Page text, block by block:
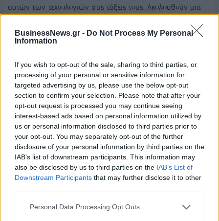
BusinessNews.gr - Do Not Process My Personal
Information
If you wish to opt-out of the sale, sharing to third parties, or
processing of your personal or sensitive information for
targeted advertising by us, please use the below opt-out
section to confirm your selection. Please note that after your
opt-out request is processed you may continue seeing
interest-based ads based on personal information utilized by
us or personal information disclosed to third parties prior to
your opt-out. You may separately opt-out of the further
disclosure of your personal information by third parties on the
IAB’s list of downstream participants. This information may
also be disclosed by us to third parties on the IAB’s List of
Downstream Participants that may further disclose it to other
Personal Data Processing Opt Outs
αυτών των τεχνολογιών στις τάξεις τους. Ακολουθούν μια
πρόσθετες πηγές εκπαίδευσης και υποστήριξης για να
χτίσουν την εμπιστοσύνη και την αυτοπεποίθησή τους να
υποστηρίζονται από ΤΝ. (γ) Οι σκεπτικιστές που είναι
δύσπιστοι σχετικά με τον ρόλο της ΤΝ στην εκπαίδευση.
Ενδέχεται να αμφισβητούν την αποτελεσματικότητα των
προγραμμάτων που βασίζονται στη συγκεκριμένη
τεχνολογία, να εκφράζουν ανησυχίες ή να δίνουν
προτεραιότητα στις παραδοσιακές μεθόδους διδασκαλίας.
Χρειάζονται πιο πειστικές αποδείξεις για τα οφέλη προτού
προχωρήσουν στην υιοθέτησή της στις τάξεις τους και τέλος
(δ) οι αντίθετοι με την ενσωμάτωση της ΤΝ στην
εκπαίδευση. Μπορεί να δυσκολεύονται να ακολουθήσουν
τους ρυθμούς εξέλιξης της τεχνολογίας, να νιώθουν απειλή
για την επαγγελματική τους ταυτότητα ή την ασφάλεια της